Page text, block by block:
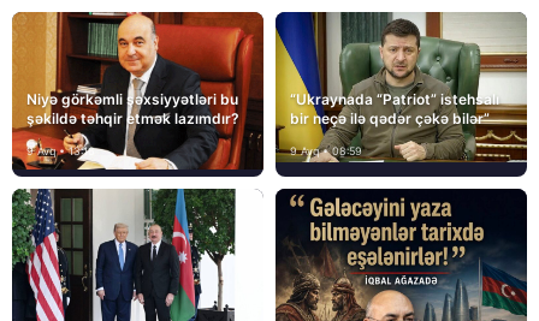
Niyə görkəmli şəxsiyyətləri bu
şəkildə təhqir etmək lazımdır?
9 Avq • 13:16
“Ukraynada “Patriot” istehsalı
bir neçə ilə qədər çəkə bilər”
9 Avq • 08:59